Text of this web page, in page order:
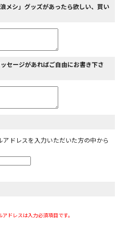
メシ」グッズがあったら欲しい、買い
セージがあればご自由にお書き下さ
ドレスを入力いただいた方の中から
ドレスは入力必須項目です。